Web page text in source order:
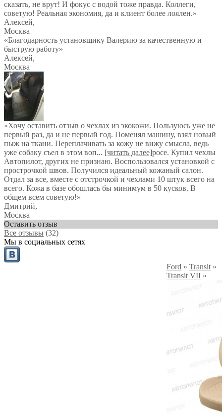
сказать, не врут! И фокус с водой тоже правда. Коллеги,
советую! Реальная экономия, да и клиент более лоялен.»
Алексей,
Москва
«Благодарность установщику Валерию за качественную и
быструю работу»
Алексей,
Москва
«Хочу оставить отзыв о чехлах из экокожи. Пользуюсь уже не
первый раз, да и не первый год. Поменял машину, взял новый
пыж на ткани. Переплачивать за кожу не вижу смысла, ведь
уже собаку съел в этом воп... [читать далее]росе. Купил чехлы
Автопилот, других не признаю. Воспользовался установкой с
прострочкой швов. Получился идеальный кожаный салон.
Отдал за все, вместе с отстрочкой и чехлами 10 штук всего на
всего. Кожа в базе обошлась бы минимум в 50 кусков. В
общем всем советую!»
Дмитрий,
Москва
Оставить отзыв
Все отзывы (32)
Мы в социальных сетях
Ford » Transit »
Transit VII »